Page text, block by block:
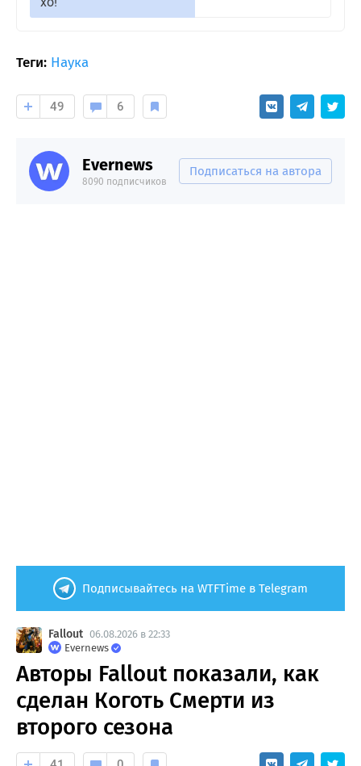
Теги: Наука
49 6
Evernews
8090 подписчиков
Подписаться на автора
Подписывайтесь на WTFTime в Telegram
Fallout 06.08.2026 в 22:33
Evernews
Авторы Fallout показали, как
сделан Коготь Смерти из
второго сезона